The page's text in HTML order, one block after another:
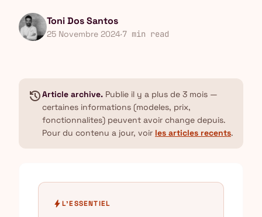
Toni Dos Santos
25 Novembre 2024·7 min read
historyArticle archive. Publie il y a plus de 3 mois —
certaines informations (modeles, prix,
fonctionnalites) peuvent avoir change depuis.
Pour du contenu a jour, voir les articles recents.
boltL'ESSENTIEL